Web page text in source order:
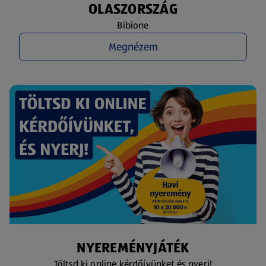
OLASZORSZÁG
Bibione
Megnézem
NYEREMÉNYJÁTÉK